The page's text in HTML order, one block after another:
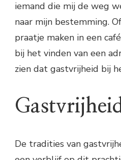
iemand die mij de weg
naar mijn bestemming.
praatje maken in een
bij het vinden van een
zien dat gastvrijheid bij
De tradities van